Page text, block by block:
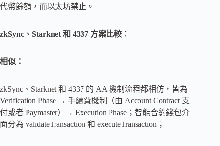
代幣餘額，而以太坊禁止。
zkSync、Starknet 和 4337 方案比較 ：
相似：
zkSync、Starknet 和 4337 的 AA 機制流程都相仿，皆為
Verification Phase → 手續費機制（由 Account Contract 支
付或者 Paymaster）→ Execution Phase；智能合約錢包介
面分為 validateTransaction 和 executeTransaction；